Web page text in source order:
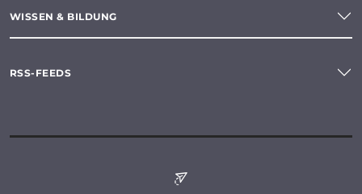
WISSEN & BILDUNG
RSS-FEEDS